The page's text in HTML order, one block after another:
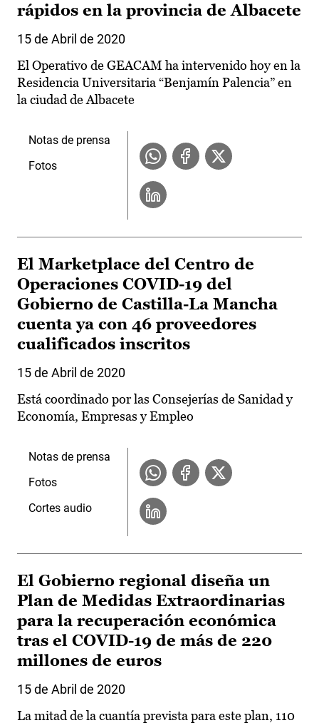
rápidos en la provincia de Albacete
15 de Abril de 2020
El Operativo de GEACAM ha intervenido hoy en la
Residencia Universitaria “Benjamín Palencia” en
la ciudad de Albacete
Notas de prensa
Fotos
El Marketplace del Centro de
Operaciones COVID-19 del
Gobierno de Castilla-La Mancha
cuenta ya con 46 proveedores
cualificados inscritos
15 de Abril de 2020
Está coordinado por las Consejerías de Sanidad y
Economía, Empresas y Empleo
Notas de prensa
Fotos
Cortes audio
El Gobierno regional diseña un
Plan de Medidas Extraordinarias
para la recuperación económica
tras el COVID-19 de más de 220
millones de euros
15 de Abril de 2020
La mitad de la cuantía prevista para este plan, 110